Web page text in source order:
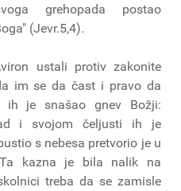
grehopada postao
(Jevr.5,4).
ustali protiv zakonite
im se da čast i pravo da
ih je snašao gnev Božji:
i svojom čeljusti ih je
s nebesa pretvorio je u
kazna je bila nalik na
treba da se zamisle